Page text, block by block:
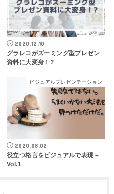
2020.12.10
グラレコがズーミング型プレゼン
資料に大変身！?
ビジュアルプレゼンテーション
2020.08.02
役立つ格言をビジュアルで表現 –
Vol.1